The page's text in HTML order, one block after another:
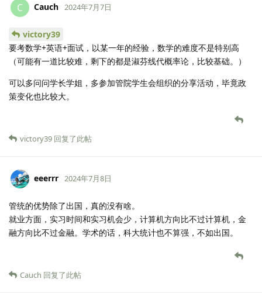
C Cauch 2024年7月7日
victory39
要考数学+英语+面试，以某一年的经验，数学的难度不是特别高
（可能有一道比较难，剩下的都是淑芬线代概率论，比较基础。）
可以多问问学长学姐，多参加管院学生会组织的分享活动，毕竟政
策变化也比较大。
victory39 回复了此帖
eeerrr 2024年7月8日
管统的优势除了出国，真的没有啥。
就业方面，实习时间和实习机会少，计算机方向比不过计算机，金
融方向比不过金融。学术的话，科大统计也不算强，不如出国。
Cauch 回复了此帖